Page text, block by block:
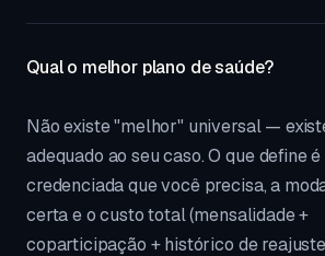
Qual o melhor plano de saúde?
Não existe "melhor" universal —
adequado ao seu caso. O que define
credenciada que você precisa, a
certa e o custo total (mensalidade +
coparticipação + histórico de